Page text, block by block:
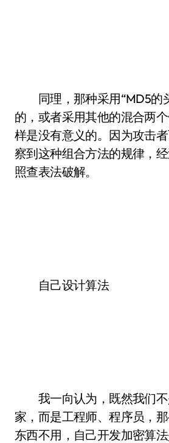
同理，那种采用“MD5的
的，或者采用其他的混合两
样是没有意义的。因为攻击
察到这种组合方法的规律，
照查表法破解。
自己设计算法
我一向认为，既然我们不
家，而是工程师、程序员，
东西不用，自己开发加密算